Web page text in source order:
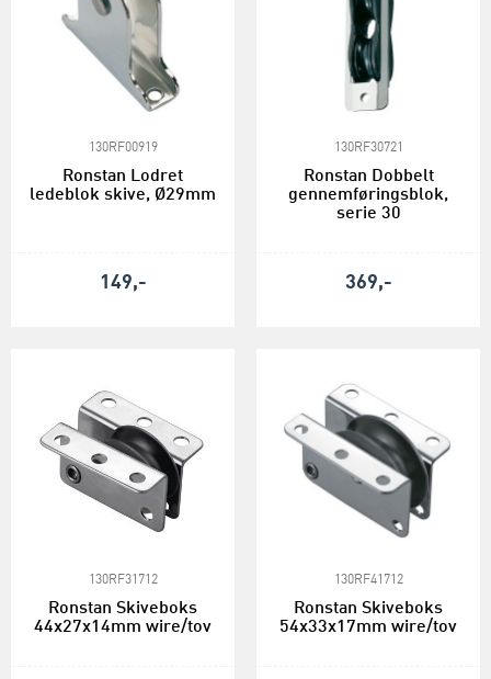
130RF00919
Ronstan Lodret
ledeblok skive, Ø29mm
149,-
130RF30721
Ronstan Dobbelt
gennemføringsblok,
serie 30
369,-
130RF31712
Ronstan Skiveboks
44x27x14mm wire/tov
130RF41712
Ronstan Skiveboks
54x33x17mm wire/tov